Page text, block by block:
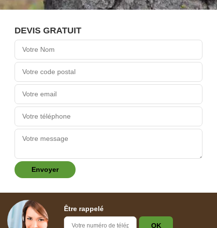
DEVIS GRATUIT
Être rappelé